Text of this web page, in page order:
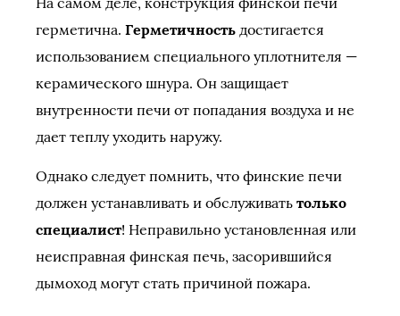
герметична. Герметичность достигается
использованием специального уплотнителя —
керамического шнура. Он защищает
внутренности печи от попадания воздуха и не
дает теплу уходить наружу.
Однако следует помнить, что финские печи
должен устанавливать и обслуживать только
специалист! Неправильно установленная или
неисправная финская печь, засорившийся
дымоход могут стать причиной пожара.